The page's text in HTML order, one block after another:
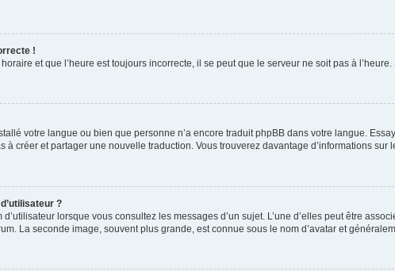
!
et que l’heure est toujours incorrecte, il se peut que le serveur ne soit pas à
votre langue ou bien que personne n’a encore traduit phpBB dans votre langue.
à créer et partager une nouvelle traduction. Vous trouverez davantage d’informations sur
?
lorsque vous consultez les messages d’un sujet. L’une d’elles peut être
La seconde image, souvent plus grande, est connue sous le nom d’avatar et